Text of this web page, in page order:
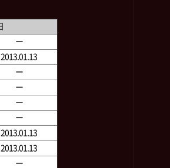
ー
2013.01.13
ー
ー
ー
ー
2013.01.13
2013.01.13
ー